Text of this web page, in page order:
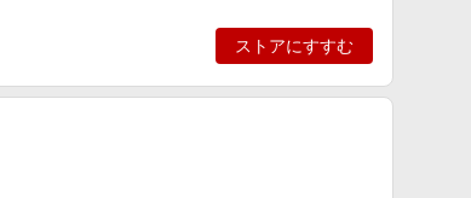
ストアにすすむ